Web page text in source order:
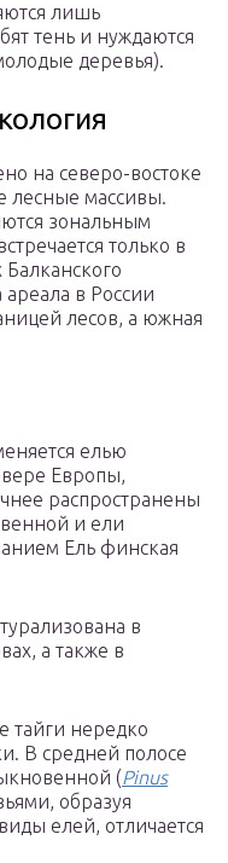
лишь
тень и нуждаются
деревья).
на северо-востоке
лесные массивы.
зональным
только в
Балканского
в России
лесов, а южная
елью
Европы,
распространены
и ели
Ель финская
в
а также в
тайги нередко
В средней полосе
(Pinus
образуя
елей, отличается